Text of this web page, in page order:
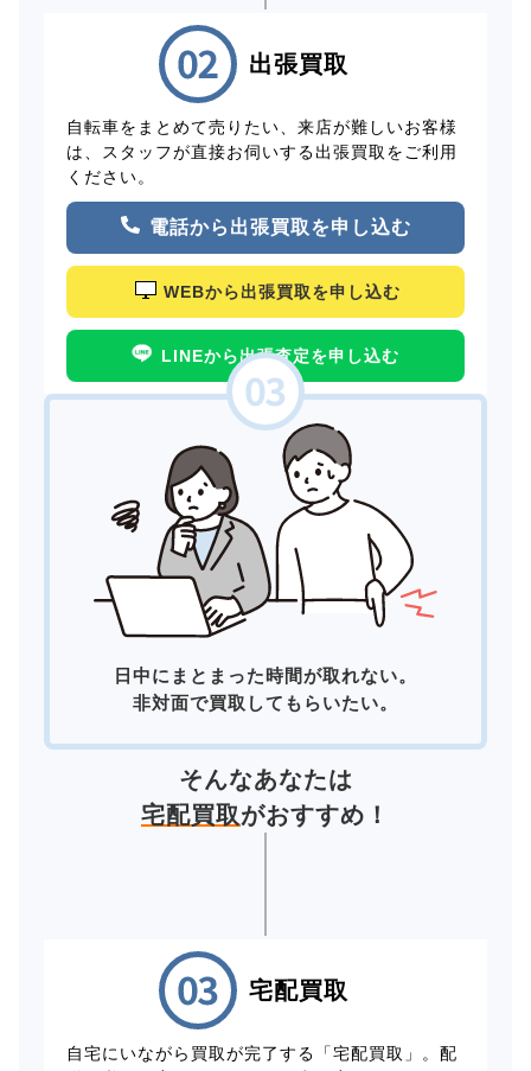
出張買取
自転車をまとめて売りたい、来店が難しいお客様
は、スタッフが直接お伺いする出張買取をご利用
ください。
電話から出張買取を申し込む
WEBから出張買取を申し込む
LINEから出張査定を申し込む
日中にまとまった時間が取れない。
非対面で買取してもらいたい。
そんなあなたは
宅配買取がおすすめ！
宅配買取
自宅にいながら買取が完了する「宅配買取」。配